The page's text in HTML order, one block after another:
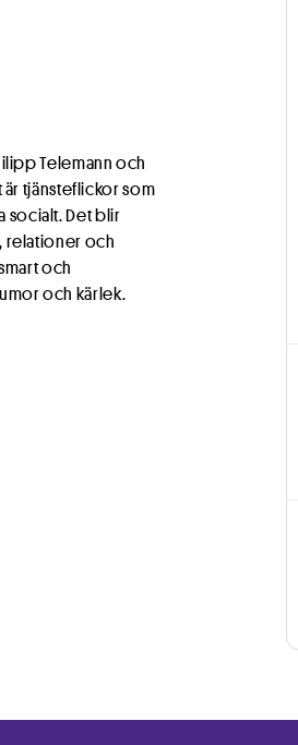
ditt besök hos oss genom att
Telemann och
är tjänsteflickor som
socialt. Det blir
relationer och
och
och kärlek.